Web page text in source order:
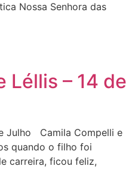
Nossa Senhora das
Léllis – 14 de
Julho Camila Compelli e
quando o filho foi
carreira, ficou feliz,